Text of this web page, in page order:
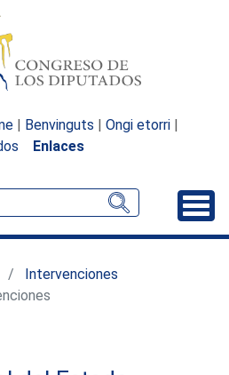
| Benvinguts | Ongi etorri |
Enlaces
Intervenciones